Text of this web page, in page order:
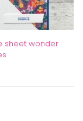
sheet wonder